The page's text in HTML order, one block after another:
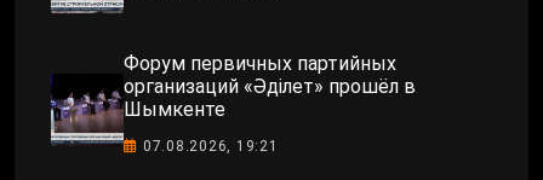
Форум первичных партийных
организаций «Әділет» прошёл в
Шымкенте
07.08.2026, 19:21